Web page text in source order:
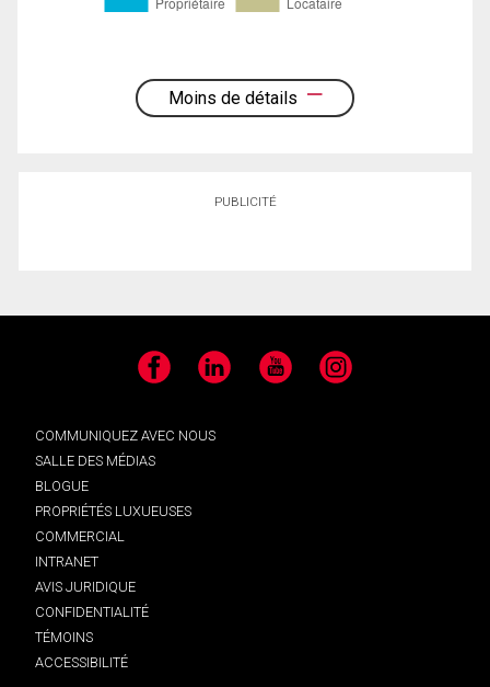
Moins de détails
PUBLICITÉ
Facebook LinkedIn YouTube Instagram
COMMUNIQUEZ AVEC NOUS
SALLE DES MÉDIAS
BLOGUE
PROPRIÉTÉS LUXUEUSES
COMMERCIAL
INTRANET
AVIS JURIDIQUE
CONFIDENTIALITÉ
TÉMOINS
ACCESSIBILITÉ